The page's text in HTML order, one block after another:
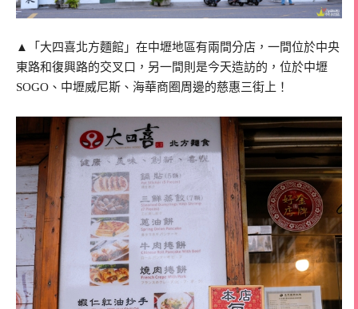
▲「大四喜北方麵館」在中壢地區有兩間分店，一間位於中央
東路和復興路的交叉口，另一間則是今天造訪的，位於中壢
SOGO、中壢威尼斯、海華商圈周邊的慈惠三街上！